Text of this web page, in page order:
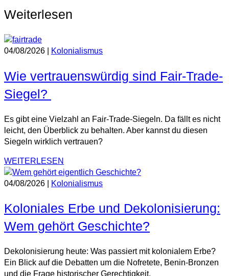
Weiterlesen
04/08/2026 Kolonialismus
Wie vertrauenswürdig sind Fair-Trade-
Siegel?
Es gibt eine Vielzahl an Fair-Trade-Siegeln. Da fällt es nicht
leicht, den Überblick zu behalten. Aber kannst du diesen
Siegeln wirklich vertrauen?
WEITERLESEN
04/08/2026 Kolonialismus
Koloniales Erbe und Dekolonisierung:
Wem gehört Geschichte?
Dekolonisierung heute: Was passiert mit kolonialem Erbe?
Ein Blick auf die Debatten um die Nofretete, Benin-Bronzen
und die Frage historischer Gerechtigkeit.